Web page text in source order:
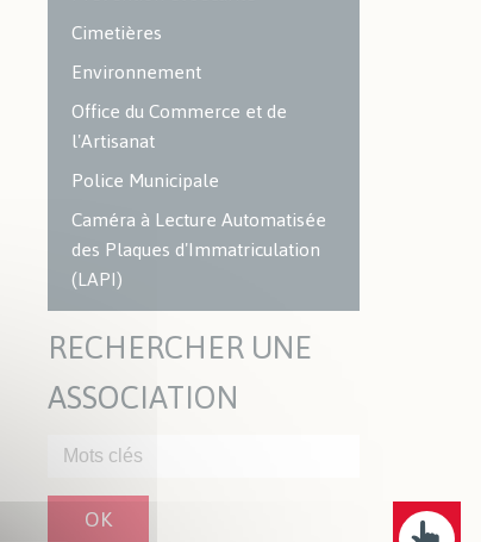
Cimetières
Environnement
Office du Commerce et de
l'Artisanat
Police Municipale
Caméra à Lecture Automatisée
des Plaques d'Immatriculation
(LAPI)
RECHERCHER UNE
ASSOCIATION
OK